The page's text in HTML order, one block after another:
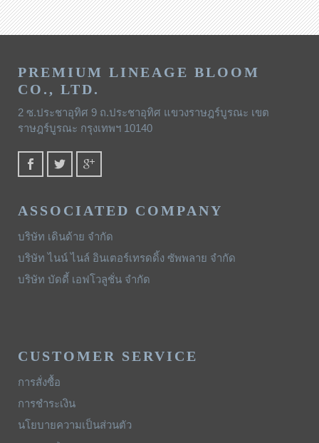
PREMIUM LINEAGE BLOOM
CO., LTD.
2 ซ.ประชาอุทิศ 9 ถ.ประชาอุทิศ แขวงราษฎร์บูรณะ เขต
ราษฎร์บูรณะ กรุงเทพฯ 10140
ASSOCIATED COMPANY
บริษัท เดินด้าย จำกัด
บริษัท ไนน์ ไนล์ อินเตอร์เทรดดิ้ง ซัพพลาย จำกัด
บริษัท บัดดี้ เอฟโวลูชั่น จำกัด
CUSTOMER SERVICE
การสั่งซื้อ
การชำระเงิน
นโยบายความเป็นส่วนตัว